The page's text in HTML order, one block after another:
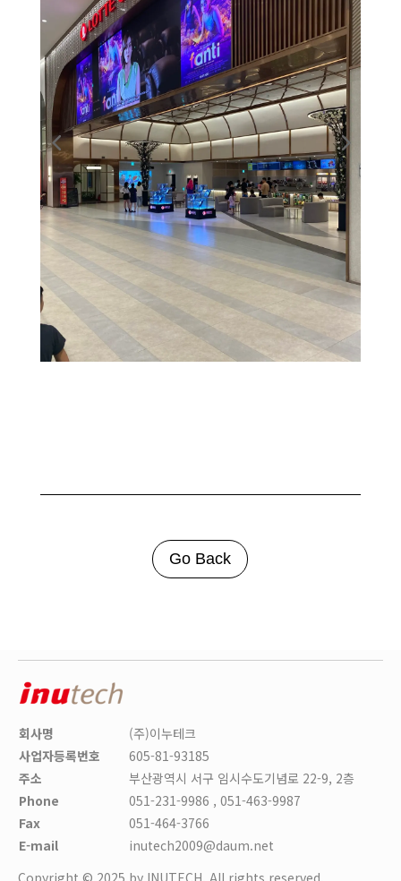
Go Back
회사명
(주)이누테크
사업자등록번호
605-81-93185
주소
부산광역시 서구 임시수도기념로 22-9, 2층
Phone
051-231-9986 , 051-463-9987
Fax
051-464-3766
E-mail
inutech2009@daum.net
Copyright © 2025 by INUTECH. All rights reserved.